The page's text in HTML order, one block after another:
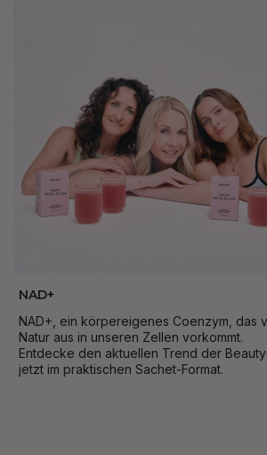
NAD+
NAD+, ein körpereigenes Coenzym, das
Natur aus in unseren Zellen vorkommt.
Entdecke den aktuellen Trend der
jetzt im praktischen Sachet-Format.